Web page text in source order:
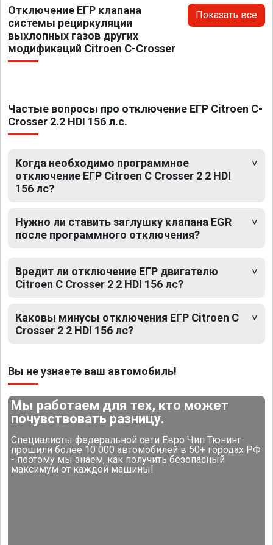
Отключение ЕГР клапана
системы рециркуляции
выхлопных газов других
модификаций Citroen C-Crosser
Показать все
Частые вопросы про отключение ЕГР Citroen C-
Crosser 2.2 HDI 156 л.с.
Когда необходимо программное
отключение ЕГР Citroen C Crosser 2 2 HDI
156 лс?
Нужно ли ставить заглушку клапана EGR
после программного отключения?
Вредит ли отключение ЕГР двигателю
Citroen C Crosser 2 2 HDI 156 лс?
Каковы минусы отключения ЕГР Citroen C
Crosser 2 2 HDI 156 лс?
Вы не узнаете ваш автомобиль!
Мы работаем для тех, кто может
почувствовать разницу.
Специалисты федеральной сети Евро Чип Тюнинг
прошили более 10 000 автомобилей в 50+ городах РФ
- поэтому мы знаем, как получить безопасный
максимум от каждой машины!